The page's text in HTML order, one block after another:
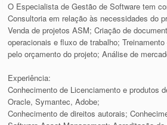
O Especialista de Gestão de Software tem
Consultoria em relação às necessidades do
Venda de projetos ASM; Criação de
operacionais e fluxo de trabalho;
pelo orçamento do projeto; Análise de
Experiência:
Conhecimento de Licenciamento e produtos
Oracle, Symantec, Adobe;
Conhecimento de direitos autorais;